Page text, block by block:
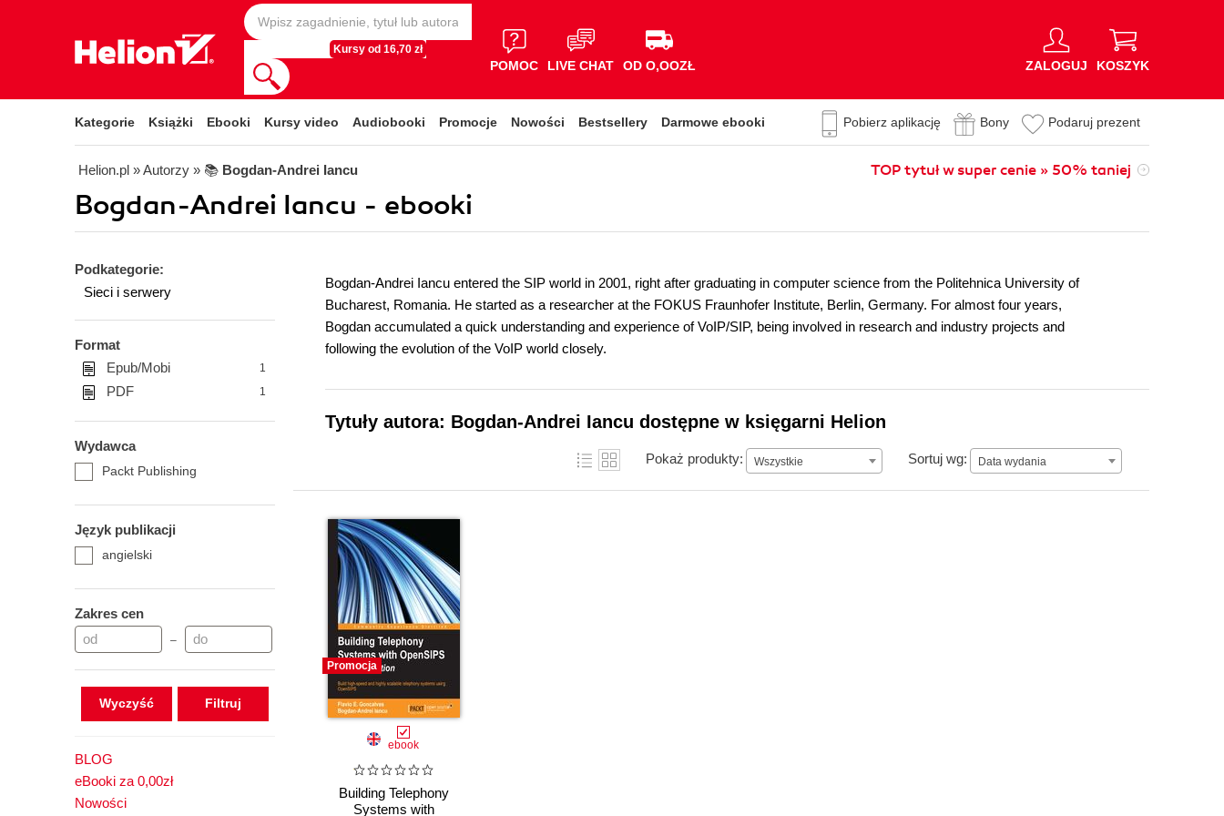
Kursy od 16,70 zł
POMOC LIVE CHAT OD O,OOZŁ ZALOGUJ KOSZYK
Kategorie Książki Ebooki Kursy video Audiobooki Promocje Nowości Bestsellery Darmowe ebooki Pobierz aplikację Bony Podaruj prezent
Helion.pl » Autorzy » 📚 Bogdan-Andrei Iancu TOP tytuł w super cenie » 50% taniej
Bogdan-Andrei Iancu - ebooki
Podkategorie:
Sieci i serwery
Format
Epub/Mobi
1
PDF 1
Wydawca
Packt Publishing
Język publikacji
angielski
Zakres cen
–
Wyczyść
BLOG
eBooki za 0,00zł
Nowości
Bogdan-Andrei Iancu entered the SIP world in 2001, right after graduating in computer science from the Politehnica University of
Bucharest, Romania. He started as a researcher at the FOKUS Fraunhofer Institute, Berlin, Germany. For almost four years,
Bogdan accumulated a quick understanding and experience of VoIP/SIP, being involved in research and industry projects and
following the evolution of the VoIP world closely.
Tytuły autora: Bogdan-Andrei Iancu dostępne w księgarni Helion
Pokaż produkty: Wszystkie Sortuj wg: Data wydania
Data wydania
Promocja
ebook
Building Telephony
Systems with